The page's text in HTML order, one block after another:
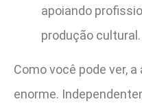
apoiando
produção cultural.
Como você pode ver,
enorme.